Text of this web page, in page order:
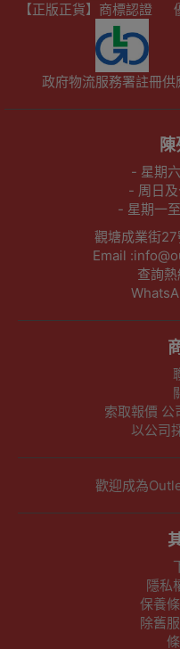
【正版正貨】商標認證
政府物流服務署註冊供
- 星期
- 周日
- 星期一
觀塘成業街
Email
查詢
索取報價 公
以公司
歡迎成為
隱私
保養
除舊